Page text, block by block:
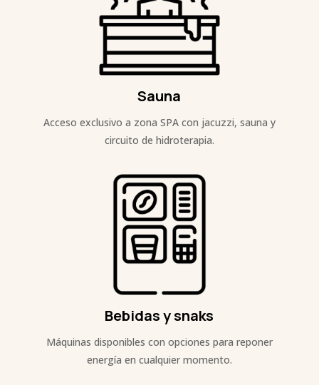
Sauna
Acceso exclusivo a zona SPA con jacuzzi, sauna y
circuito de hidroterapia.
Bebidas y snaks
Máquinas disponibles con opciones para reponer
energía en cualquier momento.